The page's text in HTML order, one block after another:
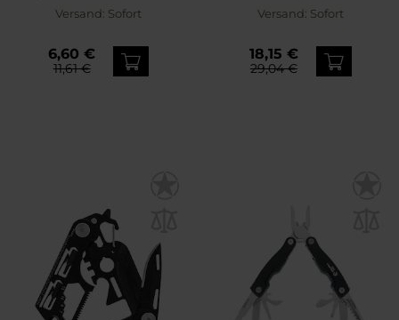
Versand: Sofort
6,60 €
11,61 €
Versand: Sofort
18,15 €
29,04 €